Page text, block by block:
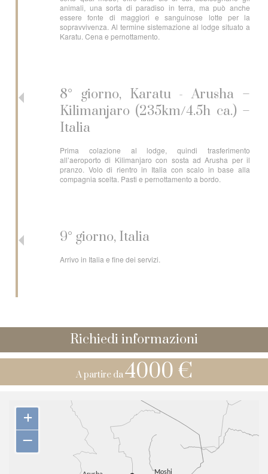
animali, una sorta di paradiso in terra, ma può anche
essere fonte di maggiori e sanguinose lotte per la
sopravvivenza. Al termine sistemazione al lodge situato a
Karatu. Cena e pernottamento.
8° giorno, Karatu - Arusha –
Kilimanjaro (235km/4.5h ca.) –
Italia
Prima colazione al lodge, quindi trasferimento
all’aeroporto di Kilimanjaro con sosta ad Arusha per il
pranzo. Volo di rientro in Italia con scalo in base alla
compagnia scelta. Pasti e pernottamento a bordo.
9° giorno, Italia
Arrivo in Italia e fine dei servizi.
Richiedi informazioni
A partire da4000 €
+
–